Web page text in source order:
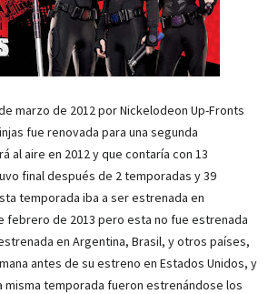
marzo de 2012 por Nickelodeon Up-Fronts
fue renovada para una segunda
al aire en 2012 y que contaría con 13
final después de 2 temporadas y 39
temporada iba a ser estrenada en
febrero de 2013 pero esta no fue estrenada
en Argentina, Brasil, y otros países,
antes de su estreno en Estados Unidos, y
misma temporada fueron estrenándose los